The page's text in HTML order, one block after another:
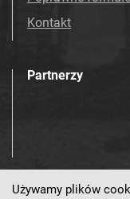
Azotowych
Tarnowskie
Azotowych
Mościcach.
Kontakt
Partnerzy
Używamy plików